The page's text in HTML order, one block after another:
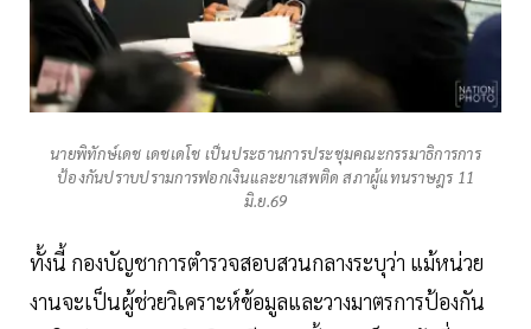
นายพิทักษ์เดช เดชเดโช เป็นประธานการประชุมคณะกรรมาธิการการ
ป้องกันปราบปรามการฟอกเงินและยาเสพติด สภาผู้แทนราษฎร 11
มิ.ย.69
ทั้งนี้ กองบัญชาการตำรวจสอบสวนกลางระบุว่า แม้หน่วย
งานจะเป็นผู้ช่วยวิเคราะห์ข้อมูลและวางมาตรการป้องกัน